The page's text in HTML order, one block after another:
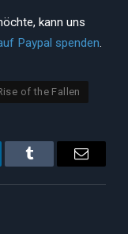
kann uns
Paypal spenden.
of the Fallen
Tumblr Email